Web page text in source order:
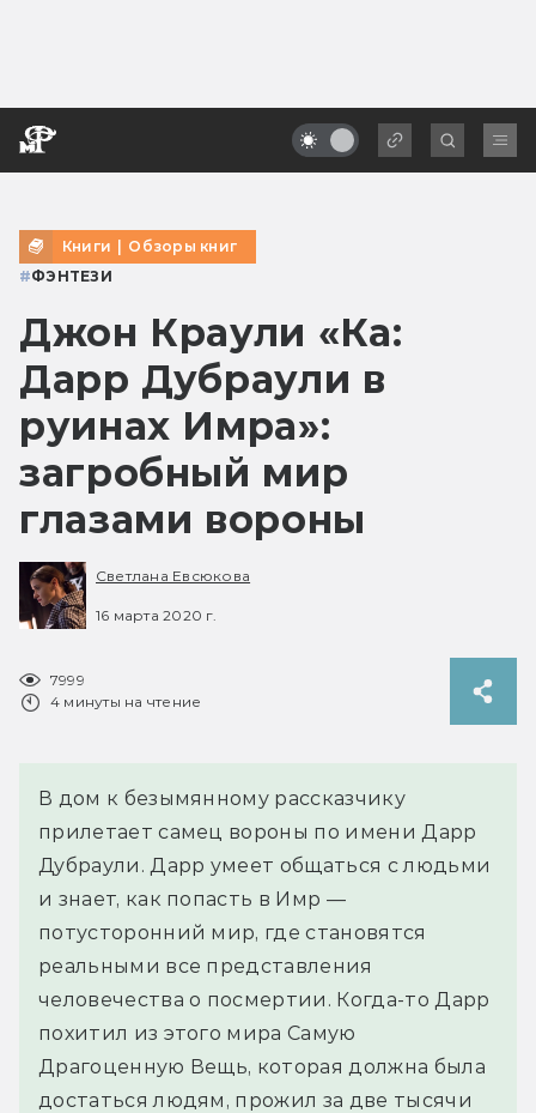
Книги | Обзоры книг
#ФЭНТЕЗИ
Джон Краули «Ка:
Дарр Дубраули в
руинах Имра»:
загробный мир
глазами вороны
Светлана Евсюкова
16 марта 2020 г.
7999
4 минуты на чтение
В дом к безымянному рассказчику
прилетает самец вороны по имени Дарр
Дубраули. Дарр умеет общаться с людьми
и знает, как попасть в Имр —
потусторонний мир, где становятся
реальными все представления
человечества о посмертии. Когда-то Дарр
похитил из этого мира Самую
Драгоценную Вещь, которая должна была
достаться людям, прожил за две тысячи